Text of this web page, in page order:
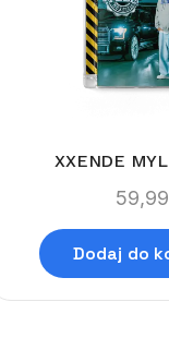
XXENDE
59,99
Dodaj do